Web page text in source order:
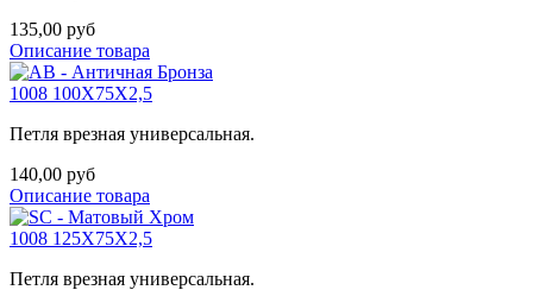
135,00 руб
Описание товара
1008 100X75X2,5
Петля врезная универсальная.
140,00 руб
Описание товара
1008 125X75X2,5
Петля врезная универсальная.